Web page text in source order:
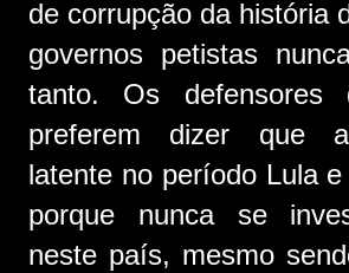
de corrupção da história
governos petistas
tanto. Os defensores
preferem dizer que
latente no período Lula
porque nunca se
neste país, mesmo